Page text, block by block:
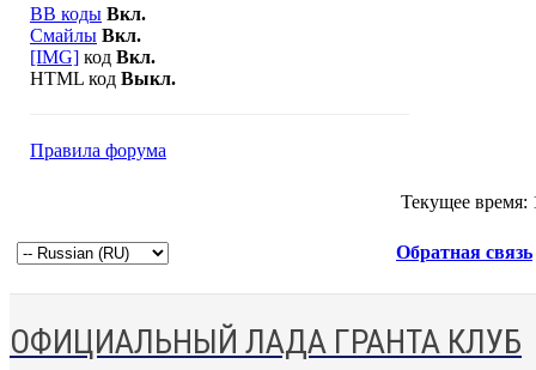
BB коды Вкл.
Смайлы Вкл.
[IMG] код Вкл.
HTML код Выкл.
Правила форума
Текущее время:
Обратная связь
ОФИЦИАЛЬНЫЙ ЛАДА ГРАНТА КЛУБ